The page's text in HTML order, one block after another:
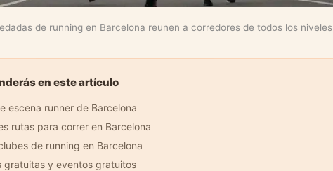
de running en Barcelona reunen a corredores de todos los niveles
en este artículo
escena runner de Barcelona
rutas para correr en Barcelona
de running en Barcelona
gratuitas y eventos gratuitos